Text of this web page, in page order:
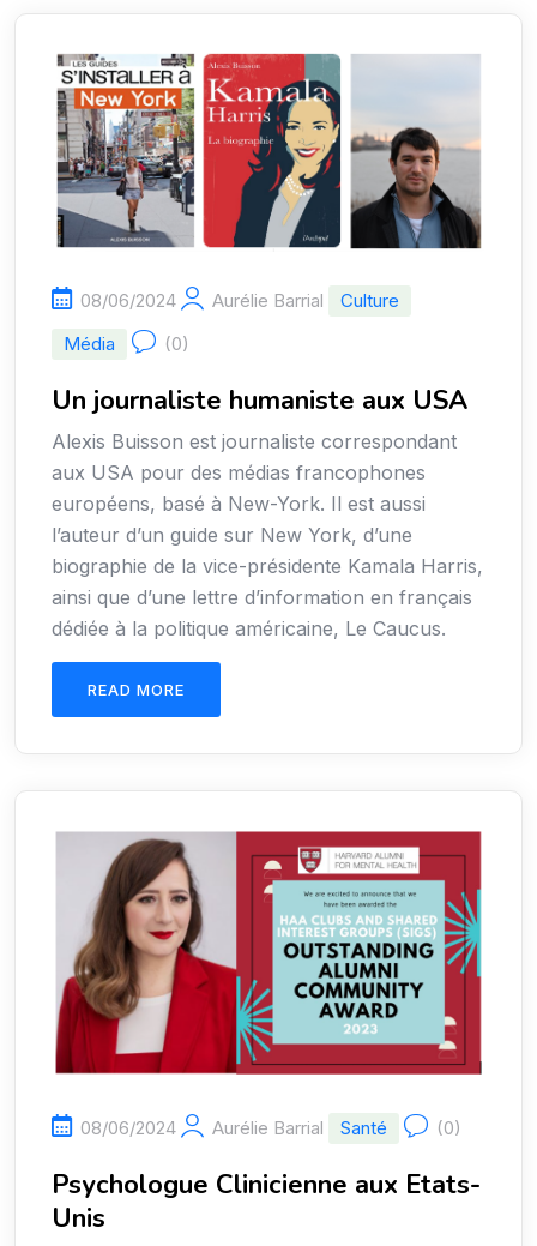
08/06/2024 Aurélie Barrial
Culture
Média
(0)
Un journaliste humaniste aux USA
Alexis Buisson est journaliste correspondant
aux USA pour des médias francophones
européens, basé à New-York. Il est aussi
l’auteur d’un guide sur New York, d’une
biographie de la vice-présidente Kamala Harris,
ainsi que d’une lettre d’information en français
dédiée à la politique américaine, Le Caucus.
READ MORE
08/06/2024 Aurélie Barrial Santé (0)
Psychologue Clinicienne aux Etats-
Unis